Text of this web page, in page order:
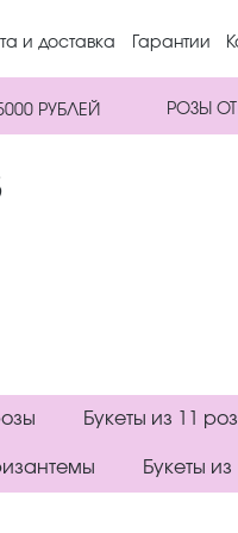
и доставка Гарантии
РУБЛЕЙ РОЗЫ ОТ
Букеты из 11 роз
Букеты